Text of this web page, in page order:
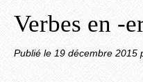
Verbes en -
Publié le 19 décembre 2015